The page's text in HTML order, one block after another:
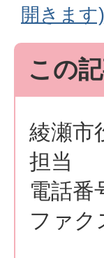
開きます)
この
綾瀬市
担当
電話番
ファク